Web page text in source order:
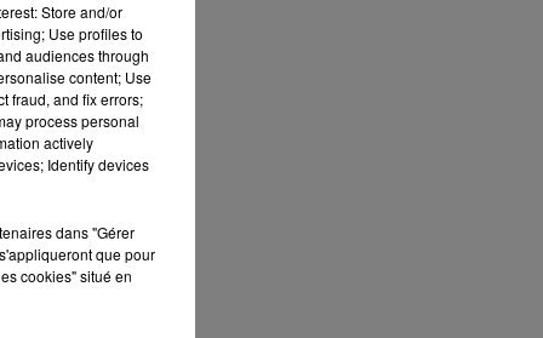
Store and/or
Use profiles to
audiences through
content; Use
fraud, and fix errors;
process personal
actively
Identify devices
dans "Gérer
que pour
cookies" situé en